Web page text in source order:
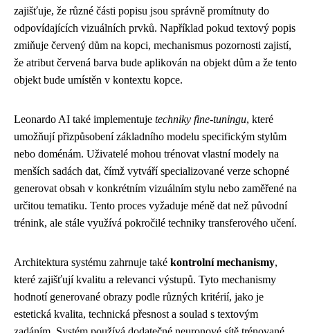
zajišťuje, že různé části popisu jsou správně promítnuty do
odpovídajících vizuálních prvků. Například pokud textový popis
zmiňuje červený dům na kopci, mechanismus pozornosti zajistí,
že atribut červená barva bude aplikován na objekt dům a že tento
objekt bude umístěn v kontextu kopce.
Leonardo AI také implementuje techniky fine-tuningu, které
umožňují přizpůsobení základního modelu specifickým stylům
nebo doménám. Uživatelé mohou trénovat vlastní modely na
menších sadách dat, čímž vytváří specializované verze schopné
generovat obsah v konkrétním vizuálním stylu nebo zaměřené na
určitou tematiku. Tento proces vyžaduje méně dat než původní
trénink, ale stále využívá pokročilé techniky transferového učení.
Architektura systému zahrnuje také kontrolní mechanismy,
které zajišťují kvalitu a relevanci výstupů. Tyto mechanismy
hodnotí generované obrazy podle různých kritérií, jako je
estetická kvalita, technická přesnost a soulad s textovým